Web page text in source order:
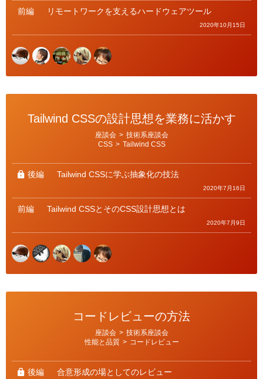
前編 リモートワークを支えるハードウェアツール
2020年10月15日
Tailwind CSSの設計思想を業務に活かす
ー
座談会 > 技術系座談会
CSS > Tailwind CSS
後編 Tailwind CSSに学ぶ抽象化の技法
2020年7月16日
前編 Tailwind CSSとそのCSS設計思想とは
2020年7月9日
コードレビューの方法
ー
座談会 > 技術系座談会
性能と品質 > コードレビュー
後編 合意形成の場としてのレビュー